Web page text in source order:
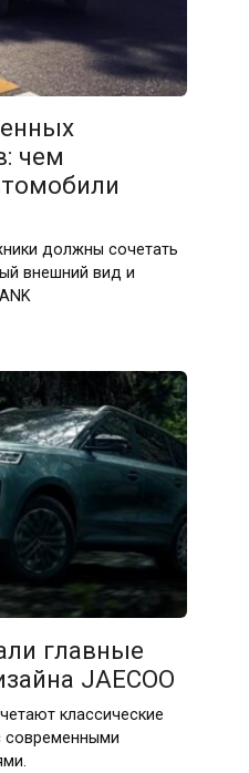
чем
должны сочетать
внешний вид и
главные
JAECOO
классические
современными